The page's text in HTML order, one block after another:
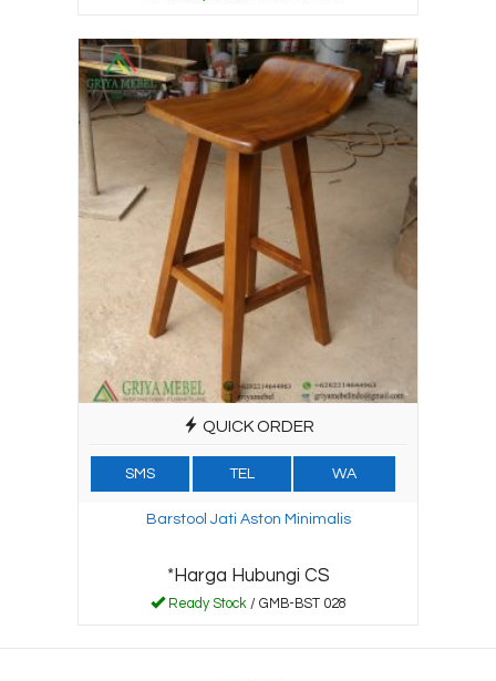
QUICK ORDER
SMS TEL WA
Barstool Jati Aston Minimalis
*Harga Hubungi CS
Ready Stock/ GMB-BST 028